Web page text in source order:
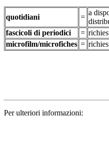
quotidiani =
a
fascicoli di periodici
=
microfilm/microfiches =
Per ulteriori informazioni: